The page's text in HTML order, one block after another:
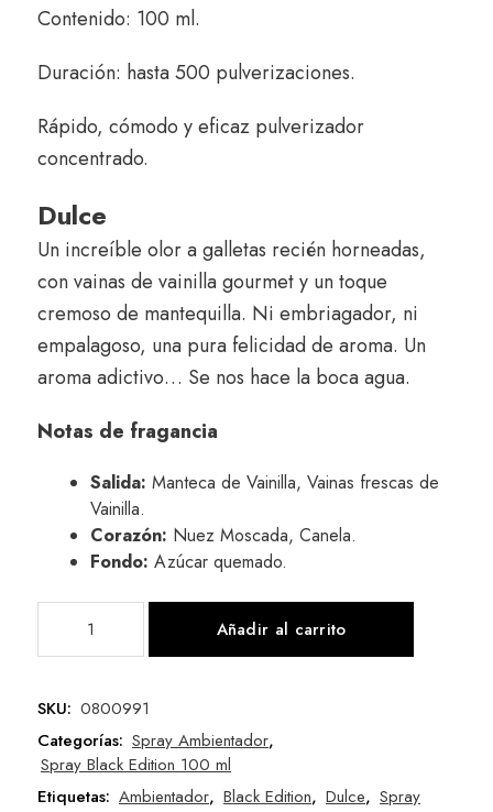
Contenido: 100 ml.
Duración: hasta 500 pulverizaciones.
Rápido, cómodo y eficaz pulverizador
concentrado.
Dulce
Un increíble olor a galletas recién horneadas,
con vainas de vainilla gourmet y un toque
cremoso de mantequilla. Ni embriagador, ni
empalagoso, una pura felicidad de aroma. Un
aroma adictivo… Se nos hace la boca agua.
Notas de fragancia
Salida: Manteca de Vainilla, Vainas frescas de
Vainilla.
Corazón: Nuez Moscada, Canela.
Fondo: Azúcar quemado.
Añadir al carrito
SKU: 0800991
Categorías: Spray Ambientador,
Spray Black Edition 100 ml
Etiquetas: Ambientador, Black Edition, Dulce, Spray